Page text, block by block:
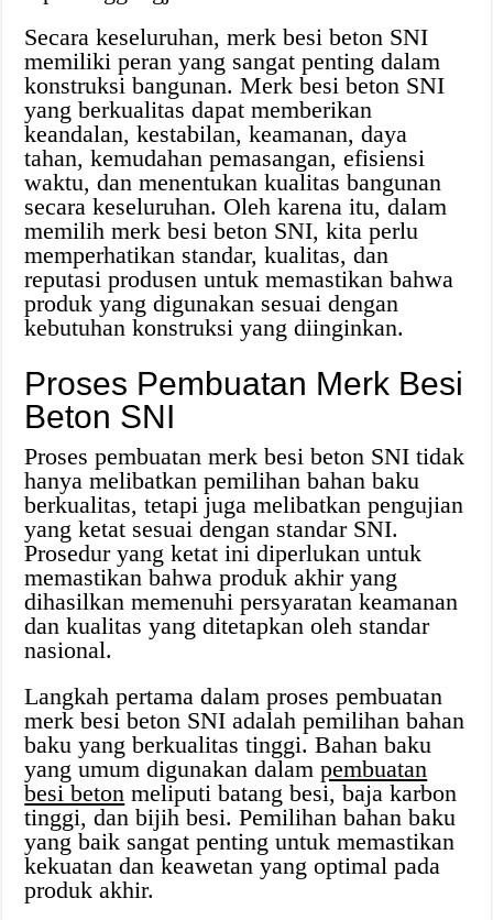
Secara keseluruhan, merk besi beton SNI
memiliki peran yang sangat penting dalam
konstruksi bangunan. Merk besi beton SNI
yang berkualitas dapat memberikan
keandalan, kestabilan, keamanan, daya
tahan, kemudahan pemasangan, efisiensi
waktu, dan menentukan kualitas bangunan
secara keseluruhan. Oleh karena itu, dalam
memilih merk besi beton SNI, kita perlu
memperhatikan standar, kualitas, dan
reputasi produsen untuk memastikan bahwa
produk yang digunakan sesuai dengan
kebutuhan konstruksi yang diinginkan.
Proses Pembuatan Merk Besi
Beton SNI
Proses pembuatan merk besi beton SNI tidak
hanya melibatkan pemilihan bahan baku
berkualitas, tetapi juga melibatkan pengujian
yang ketat sesuai dengan standar SNI.
Prosedur yang ketat ini diperlukan untuk
memastikan bahwa produk akhir yang
dihasilkan memenuhi persyaratan keamanan
dan kualitas yang ditetapkan oleh standar
nasional.
Langkah pertama dalam proses pembuatan
merk besi beton SNI adalah pemilihan bahan
baku yang berkualitas tinggi. Bahan baku
yang umum digunakan dalampembuatan
besi beton meliputi batang besi, baja karbon
tinggi, dan bijih besi. Pemilihan bahan baku
yang baik sangat penting untuk memastikan
kekuatan dan keawetan yang optimal pada
produk akhir.